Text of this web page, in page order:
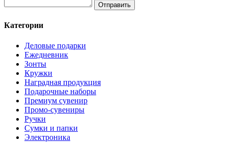
Отправить
Категории
Деловые подарки
Ежедневник
Зонты
Кружки
Наградная продукция
Подарочные наборы
Премиум сувенир
Промо-сувениры
Ручки
Сумки и папки
Электроника